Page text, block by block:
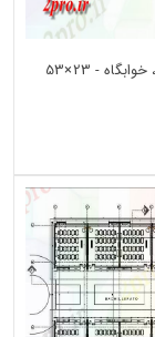
دانلود نقشه دانشگاه ، آموزشکده ، مدرسه ، هنرستان ، خوابگاه - 23×53